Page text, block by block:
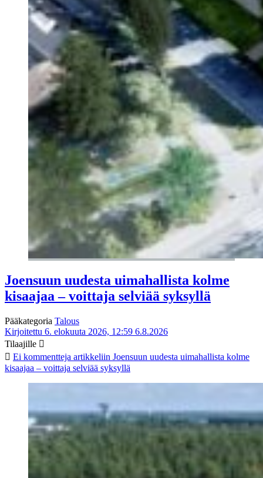
Joensuun uudesta uimahallista kolme
kisaajaa – voittaja selviää syksyllä
Pääkategoria Talous
Kirjoitettu 6. elokuuta 2026, 12:59 6.8.2026
Tilaajille
Ei kommentteja artikkeliin Joensuun uudesta uimahallista kolme
kisaajaa – voittaja selviää syksyllä